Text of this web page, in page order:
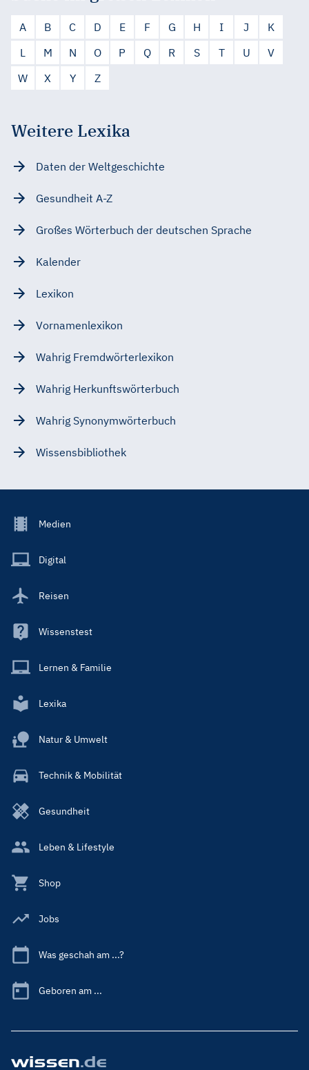
A B C D E F G H I J
K
L
M N O P Q R S T U
V
W
X Y Z
Weitere Lexika
Daten der Weltgeschichte
Gesundheit A-Z
Großes Wörterbuch der deutschen Sprache
Kalender
Lexikon
Vornamenlexikon
Wahrig Fremdwörterlexikon
Wahrig Herkunftswörterbuch
Wahrig Synonymwörterbuch
Wissensbibliothek
Footer
Main
Medien
Digital
Reisen
Wissenstest
Lernen & Familie
Lexika
Natur & Umwelt
Technik & Mobilität
Gesundheit
Leben & Lifestyle
Shop
Jobs
Was geschah am ...?
Geboren am ...